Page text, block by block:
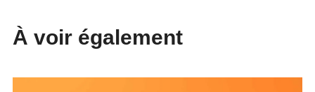
À voir également